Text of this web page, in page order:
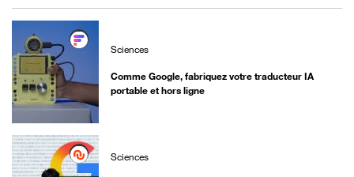
Sciences
Comme Google, fabriquez votre traducteur IA
portable et hors ligne
Sciences